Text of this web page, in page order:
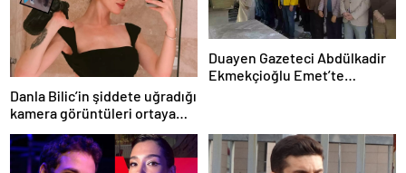
Danla Bilic’in şiddete uğradığı
kamera görüntüleri ortaya
çıktı
Duayen Gazeteci Abdülkadir
Ekmekçioğlu Emet’te